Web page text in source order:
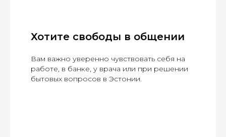
Хотите свободы в общении
Вам важно уверенно чувствовать себя на
работе, в банке, у врача или при решении
бытовых вопросов в Эстонии.